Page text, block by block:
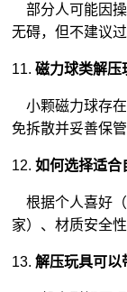
部分人可能因操
无碍，但不建议过
11.磁力球类解压
小颗磁力球存
免拆散并妥善保管
12.如何选择适合
根据个人喜好（
家）、材质安全
13.解压玩具可以